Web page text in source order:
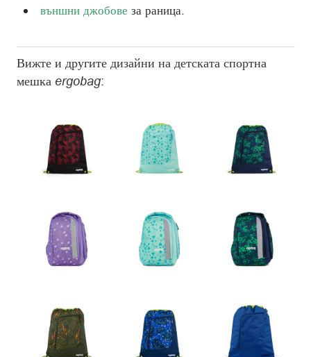
външни джобове за раница.
Вижте и другите дизайни на детската спортна
мешка ergobag: